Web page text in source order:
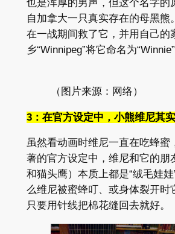
也是浑厚的男声，但这个名字的
自加拿大一只真实存在的母黑熊
在一战期间救了它，并用自己的
乡“Winnipeg”将它命名为“Winnie”
（图片来源：网络）
3：在官方设定中，小熊维尼其
虽然看动画时维尼一直在吃蜂蜜
著的官方设定中，维尼和它的朋
和猫头鹰）本质上都是“绒毛娃
么维尼被蜜蜂叮、或身体裂开时
只要用针线把棉花缝回去就好。